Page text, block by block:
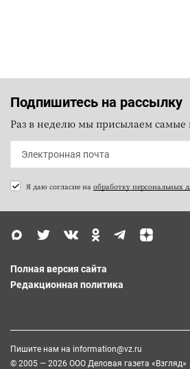
Подпишитесь на рассылку
Раз в неделю мы присылаем самые
Я даю согласие на обработку персональных
Полная версия сайта
Редакционная политика
Пишите нам на information@vz.ru
© 2005 — 2026 ООО Деловая газета «Взгляд»